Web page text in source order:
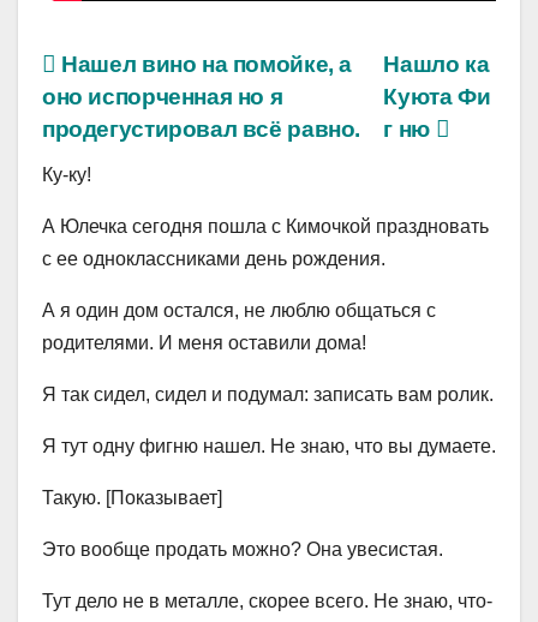
Нашло ка
Куюта Фи
г ню
Нашел вино на помойке, а
оно испорченная но я
продегустировал всё равно.
Ку-ку!
А Юлечка сегодня пошла с Кимочкой праздновать
с ее одноклассниками день рождения.
А я один дом остался, не люблю общаться с
родителями. И меня оставили дома!
Я так сидел, сидел и подумал: записать вам ролик.
Я тут одну фигню нашел. Не знаю, что вы думаете.
Такую. [Показывает]
Это вообще продать можно? Она увесистая.
Тут дело не в металле, скорее всего. Не знаю, что-